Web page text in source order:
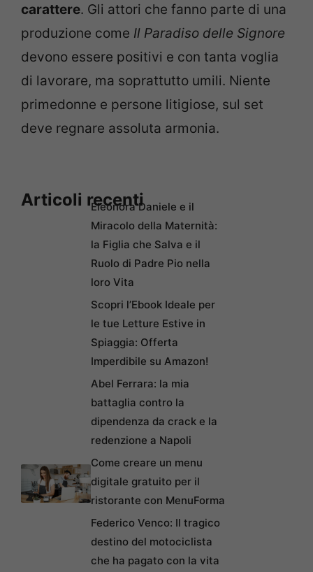
carattere. Gli attori che fanno parte di una
produzione come Il Paradiso delle Signore
devono essere positivi e con tanta voglia
di lavorare, ma soprattutto umili. Niente
primedonne e persone litigiose, sul set
deve regnare assoluta armonia.
Articoli recentiEleonora Daniele e il
Miracolo della Maternità:
la Figlia che Salva e il
Ruolo di Padre Pio nella
loro Vita
Scopri l’Ebook Ideale per
le tue Letture Estive in
Spiaggia: Offerta
Imperdibile su Amazon!
Abel Ferrara: la mia
battaglia contro la
dipendenza da crack e la
redenzione a Napoli
Come creare un menu
digitale gratuito per il
ristorante con MenuForma
Federico Venco: Il tragico
destino del motociclista
che ha pagato con la vita